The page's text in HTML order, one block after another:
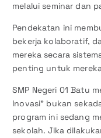
melalui seminar dan
Pendekatan ini
bekerja kolaboratif,
mereka secara
penting untuk
SMP Negeri 01 Batu
Inovasi” bukan
program ini sedang
sekolah. Jika